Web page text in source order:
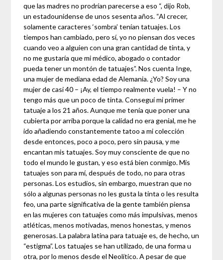
que las madres no prodrían parecerse a eso “, dijo Rob,
un estadounidense de unos sesenta años. “Al crecer,
solamente caracteres ‘sombra’ tenían tatuajes. Los
tiempos han cambiado, pero sí, yo no piensan dos veces
cuando veo a alguien con una gran cantidad de tinta, y
no me gustaría que mi médico, abogado o contador
pueda tener un montón de tatuajes”. Nos cuenta Inge,
una mujer de mediana edad de Alemania. ¿Yo? Soy una
mujer de casi 40 – ¡Ay, el tiempo realmente vuela! – Y no
tengo más que un poco de tinta. Conseguí mi primer
tatuaje a los 21 años. Aunque me tenía que poner una
cubierta por arriba porque la calidad no era genial, me he
ido añadiendo constantemente tatoo a mi colección
desde entonces, poco a poco, pero sin pausa, y me
encantan mis tatuajes. Soy muy consciente de que no
todo el mundo le gustan, y eso está bien conmigo. Mis
tatuajes son para mí, después de todo, no para otras
personas. Los estudios, sin embargo, muestran que no
sólo a algunas personas no les gusta la tinta o les resulta
feo, una parte significativa de la gente también piensa
en las mujeres con tatuajes como más impulsivas, menos
atléticas, menos motivadas, menos honestas, y menos
generosas. La palabra latina para tatuaje es, de hecho, un
“estigma”. Los tatuajes se han utilizado, de una forma u
otra, por lo menos desde el Neolítico. A pesar de que